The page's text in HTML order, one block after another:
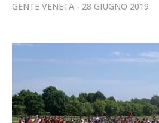
GENTE VENETA 28 GIUGNO 2019